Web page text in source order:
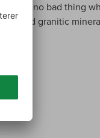
was no bad thing
zip and granitic